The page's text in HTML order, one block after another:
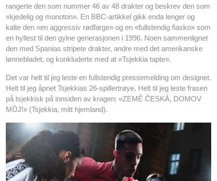
rangerte den som nummer 46 av 48 drakter og beskrev den som
«kjedelig og monoton». En BBC-artikkel gikk enda lenger og
kalte den «en aggressiv rødfarge» og en «fullstendig fiasko» som
en hyllest til den gylne generasjonen i 1996. Noen sammenlignet
den med Spanias stripete drakter, andre med det amerikanske
lønnebladet, og konkluderte med at «Tsjekkia tapte».
Det var helt til jeg leste en fullstendig pressemelding om designet.
Helt til jeg åpnet Tsjekkias 26-spillertrøye. Helt til jeg leste frasen
på tsjekkisk på innsiden av kragen: «ZEMĚ ČESKÁ, DOMOV
MŮJ!» (Tsjekkia, mitt hjemland).